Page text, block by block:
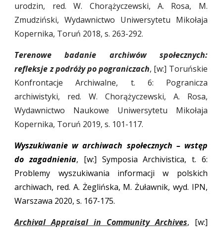
urodzin, red. W. Chorążyczewski, A. Rosa, M.
Zmudziński, Wydawnictwo Uniwersytetu Mikołaja
Kopernika, Toruń 2018, s. 263-292.
Terenowe badanie archiwów społecznych:
refleksje z podróży po pograniczach, [w:] Toruńskie
Konfrontacje Archiwalne, t. 6: Pogranicza
archiwistyki, red. W. Chorążyczewski, A. Rosa,
Wydawnictwo Naukowe Uniwersytetu Mikołaja
Kopernika, Toruń 2019, s. 101-117.
Wyszukiwanie w archiwach społecznych – wstęp
do zagadnienia, [w:] Symposia Archivistica, t. 6:
Problemy wyszukiwania informacji w polskich
archiwach, red. A. Żeglińska, M. Żuławnik, wyd. IPN,
Warszawa 2020, s. 167-175.
Archival Appraisal in Community Archives, [w:]